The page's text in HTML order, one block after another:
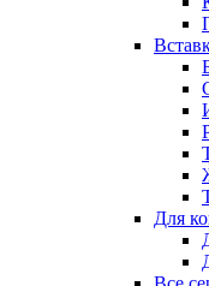
Для